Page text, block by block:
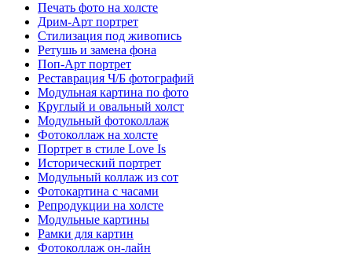
Печать фото на холсте
Дрим-Арт портрет
Стилизация под живопись
Ретушь и замена фона
Поп-Арт портрет
Реставрация Ч/Б фотографий
Модульная картина по фото
Круглый и овальный холст
Модульный фотоколлаж
Фотоколлаж на холсте
Портрет в стиле Love Is
Исторический портрет
Модульный коллаж из сот
Фотокартина с часами
Репродукции на холсте
Модульные картины
Рамки для картин
Фотоколлаж он-лайн